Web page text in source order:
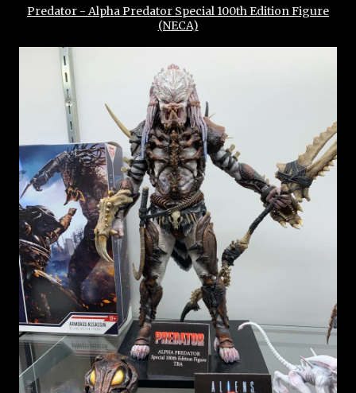
Predator - Alpha Predator Special 100th Edition Figure
(NECA)